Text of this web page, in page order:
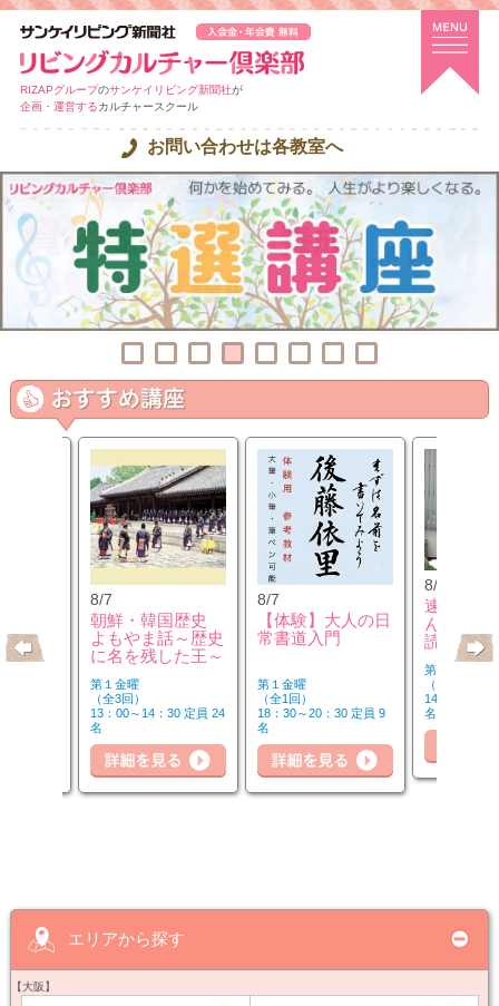
RIZAPグループのサンケイリビング新聞社が
企画・運営するカルチャースクール
お問い合わせは各教室へ
8/7
朝鮮・韓国歴史
よもやま話～歴史
に名を残した王～
第１金曜
（全3回）
13：00～14：30 定員 24
名
8/7
【体験】大人の日
常書道入門
第１金曜
（全1回）
18：30～20：30 定員 9
名
8/8
速読や脳
んで「本
読み方」
第２・４土曜
（全6回）
14：50～16
名
詳細を見る
エリアから探す
【大阪】